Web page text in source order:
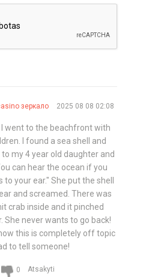
зеркало 2025 08 08 02:08
I went to the beachfront with
I found a sea shell and
to my 4 year old daughter and
can hear the ocean if you
to your ear." She put the shell
and screamed. There was
crab inside and it pinched
She never wants to go back!
this is completely off topic
to tell someone!
0 Atsakyti